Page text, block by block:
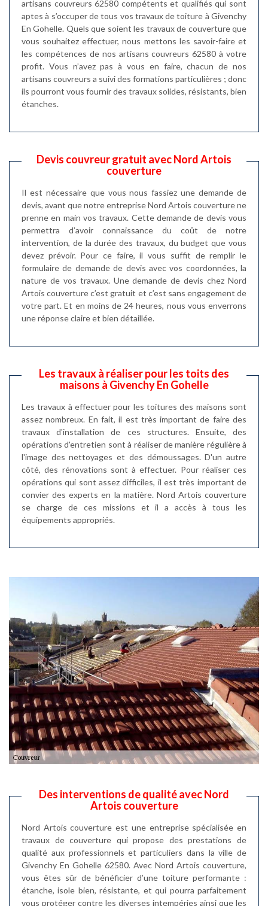
artisans couvreurs 62580 compétents et qualifiés qui sont
aptes à s’occuper de tous vos travaux de toiture à Givenchy
En Gohelle. Quels que soient les travaux de couverture que
vous souhaitez effectuer, nous mettons les savoir-faire et
les compétences de nos artisans couvreurs 62580 à votre
profit. Vous n’avez pas à vous en faire, chacun de nos
artisans couvreurs a suivi des formations particulières ; donc
ils pourront vous fournir des travaux solides, résistants, bien
étanches.
Devis couvreur gratuit avec Nord Artois
couverture
Il est nécessaire que vous nous fassiez une demande de
devis, avant que notre entreprise Nord Artois couverture ne
prenne en main vos travaux. Cette demande de devis vous
permettra d’avoir connaissance du coût de notre
intervention, de la durée des travaux, du budget que vous
devez prévoir. Pour ce faire, il vous suffit de remplir le
formulaire de demande de devis avec vos coordonnées, la
nature de vos travaux. Une demande de devis chez Nord
Artois couverture c’est gratuit et c’est sans engagement de
votre part. Et en moins de 24 heures, nous vous enverrons
une réponse claire et bien détaillée.
Les travaux à réaliser pour les toits des
maisons à Givenchy En Gohelle
Les travaux à effectuer pour les toitures des maisons sont
assez nombreux. En fait, il est très important de faire des
travaux d'installation de ces structures. Ensuite, des
opérations d'entretien sont à réaliser de manière régulière à
l'image des nettoyages et des démoussages. D'un autre
côté, des rénovations sont à effectuer. Pour réaliser ces
opérations qui sont assez difficiles, il est très important de
convier des experts en la matière. Nord Artois couverture
se charge de ces missions et il a accès à tous les
équipements appropriés.
Des interventions de qualité avec Nord
Artois couverture
Nord Artois couverture est une entreprise spécialisée en
travaux de couverture qui propose des prestations de
qualité aux professionnels et particuliers dans la ville de
Givenchy En Gohelle 62580. Avec Nord Artois couverture,
vous êtes sûr de bénéficier d’une toiture performante :
étanche, isole bien, résistante, et qui pourra parfaitement
vous protéger contre les diverses intempéries ainsi que les